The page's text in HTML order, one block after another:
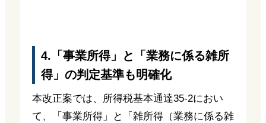
4.「事業所得」と「業務に係る雑所
得」の判定基準も明確化
本改正案では、所得税基本通達35-2におい
て、「事業所得」と「雑所得（業務に係る雑